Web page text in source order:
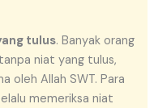
tulus. Banyak orang
niat yang tulus,
oleh Allah SWT. Para
memeriksa niat